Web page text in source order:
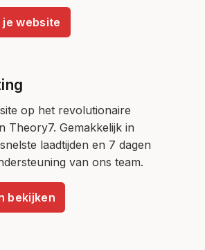
website
op het revolutionaire
Theory7. Gemakkelijk in
laadtijden en 7 dagen
van ons team.
bekijken